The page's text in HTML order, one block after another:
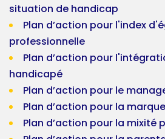
situation de handicap
Plan d’action pour l'index
professionnelle
Plan d’action pour
handicapé
Plan d’action pour le
Plan d’action pour la
Plan d’action pour la mixité